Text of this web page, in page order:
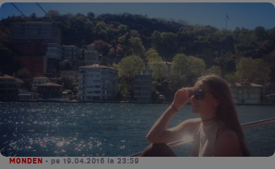
MONDEN • pe 19.04.2016 la 23:59